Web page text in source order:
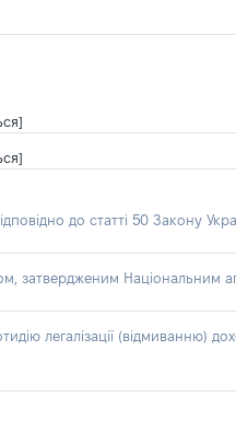
до статті 50 Закону
затвердженим Національним
легалізації